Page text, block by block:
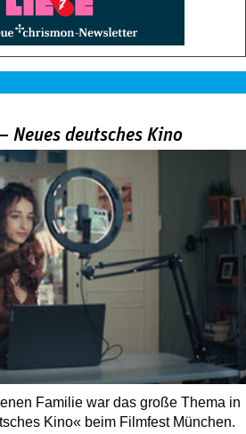
Neues deutsches Kino
Familie war das große Thema in
Kino« beim Filmfest München.